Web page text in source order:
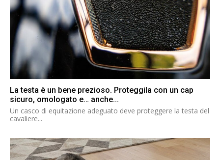
La testa è un bene prezioso. Proteggila con un cap
sicuro, omologato e… anche...
Un casco di equitazione adeguato deve proteggere la testa del
cavaliere...